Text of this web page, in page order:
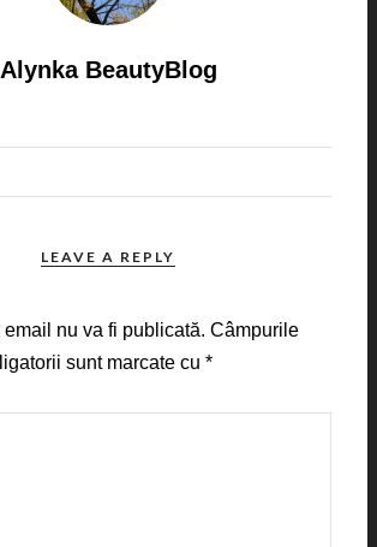
Alynka BeautyBlog
LEAVE A REPLY
nu va fi publicată. Câmpurile
sunt marcate cu*